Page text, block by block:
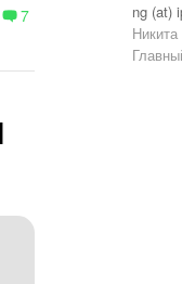
7
ng (at)